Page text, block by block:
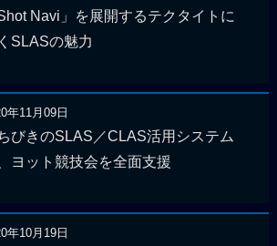
Shot Navi」を展開するテクタイトに
SLASの魅力
年11月09日
びきのSLAS／CLAS活用システム
ヨット競技会を全面支援
年10月19日